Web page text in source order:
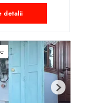
detalii
Next